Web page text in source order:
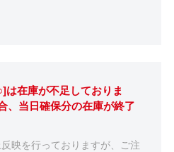
は在庫が不足しておりま
、当日確保分の在庫が終了
映を行っておりますが、ご注